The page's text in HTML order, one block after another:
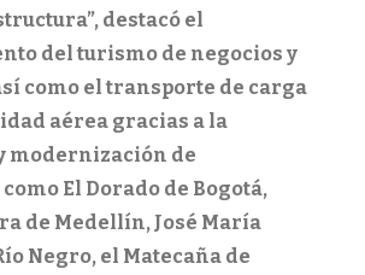
destacó el
del turismo de negocios y
como el transporte de carga
aérea gracias a la
modernización de
El Dorado de Bogotá,
de Medellín, José María
Negro, el Matecaña de